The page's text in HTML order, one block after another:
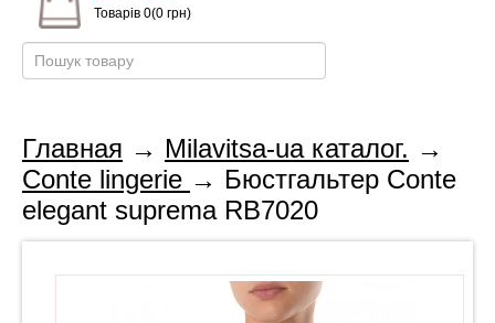
Товарів 0(0 грн)
Главная → Milavitsa-ua каталог. →
Conte lingerie → Бюстгальтер Conte
elegant suprema RB7020